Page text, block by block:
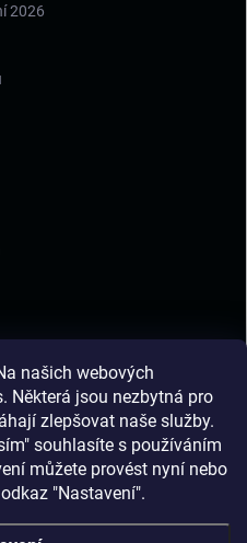
našich webových
Některá jsou nezbytná pro
zlepšovat naše služby.
souhlasíte s používáním
můžete provést nyní nebo
"Nastavení".
2026